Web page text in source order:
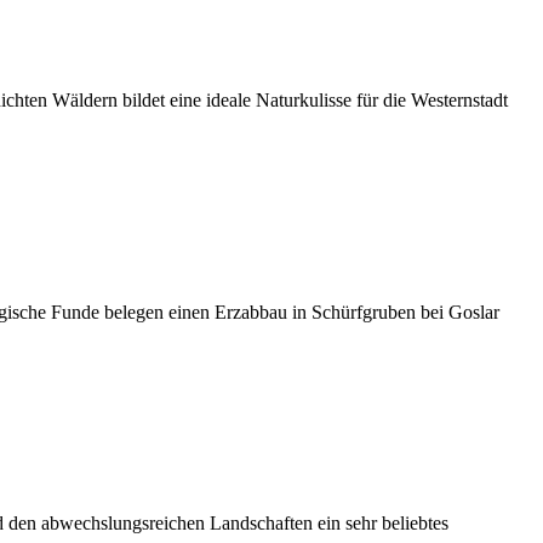
Wäldern bildet eine ideale Naturkulisse für die Westernstadt
Funde belegen einen Erzabbau in Schürfgruben bei Goslar
abwechslungsreichen Landschaften ein sehr beliebtes